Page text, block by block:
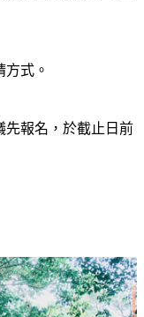
式。
先報名，於截止日前